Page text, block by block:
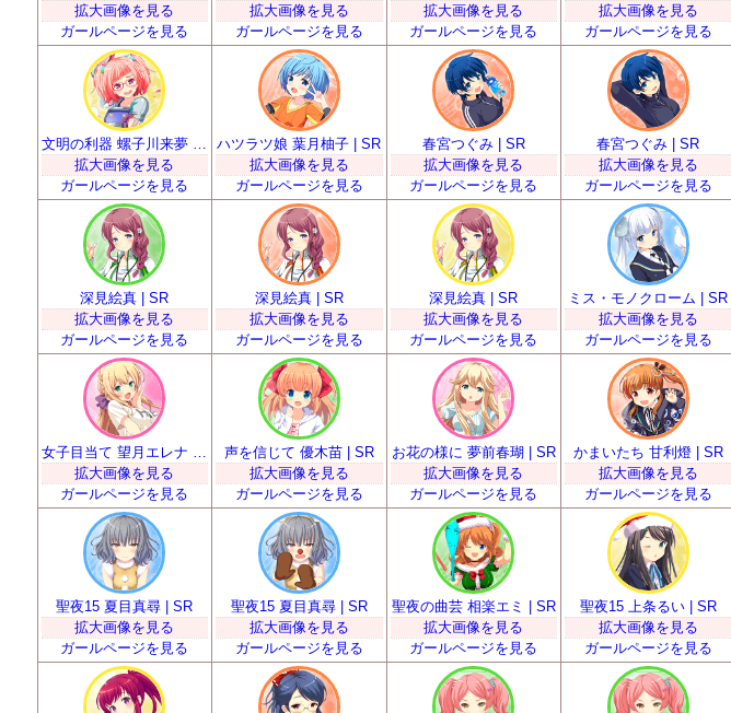
拡大画像を見る
ガールページを見る
拡大画像を見る
ガールページを見る
拡大画像を見る
ガールページを見る
拡大画像を見る
ガールページを見る
文明の利器 螺子川来夢 | SR
拡大画像を見る
ガールページを見る
ハツラツ娘 葉月柚子 | SR
拡大画像を見る
ガールページを見る
春宮つぐみ | SR
拡大画像を見る
ガールページを見る
春宮つぐみ | SR
拡大画像を見る
ガールページを見る
深見絵真 | SR
拡大画像を見る
ガールページを見る
深見絵真 | SR
拡大画像を見る
ガールページを見る
深見絵真 | SR
拡大画像を見る
ガールページを見る
ミス・モノクローム | SR
拡大画像を見る
ガールページを見る
女子目当て 望月エレナ | SR
拡大画像を見る
ガールページを見る
声を信じて 優木苗 | SR
拡大画像を見る
ガールページを見る
お花の様に 夢前春瑚 | SR
拡大画像を見る
ガールページを見る
かまいたち 甘利燈 | SR
拡大画像を見る
ガールページを見る
聖夜15 夏目真尋 | SR
拡大画像を見る
ガールページを見る
聖夜15 夏目真尋 | SR
拡大画像を見る
ガールページを見る
聖夜の曲芸 相楽エミ | SR
拡大画像を見る
ガールページを見る
聖夜15 上条るい | SR
拡大画像を見る
ガールページを見る